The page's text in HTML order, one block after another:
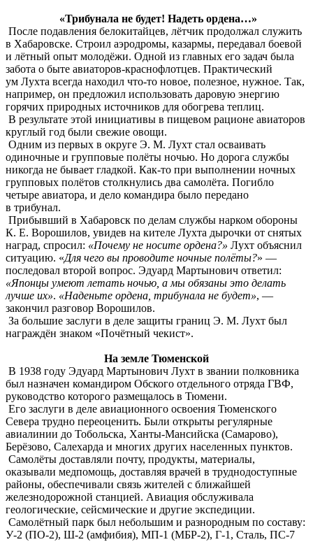
«Трибунала не будет! Надеть ордена…»
После подавления белокитайцев, лётчик продолжал служить
в Хабаровске. Строил аэродромы, казармы, передавал боевой
и лётный опыт молодёжи. Одной из главных его задач была
забота о быте авиаторов-краснофлотцев. Практический
ум Лухта всегда находил что-то новое, полезное, нужное. Так,
например, он предложил использовать даровую энергию
горячих природных источников для обогрева теплиц.
В результате этой инициативы в пищевом рационе авиаторов
круглый год были свежие овощи.
Одним из первых в округе Э. М. Лухт стал осваивать
одиночные и групповые полёты ночью. Но дорога службы
никогда не бывает гладкой. Как-то при выполнении ночных
групповых полётов столкнулись два самолёта. Погибло
четыре авиатора, и дело командира было передано
в трибунал.
Прибывший в Хабаровск по делам службы нарком обороны
К. Е. Ворошилов, увидев на кителе Лухта дырочки от снятых
наград, спросил: «Почему не носите ордена?» Лухт объяснил
ситуацию. «Для чего вы проводите ночные полёты?» —
последовал второй вопрос. Эдуард Мартынович ответил:
«Японцы умеют летать ночью, а мы обязаны это делать
лучше их». «Наденьте ордена, трибунала не будет», —
закончил разговор Ворошилов.
За большие заслуги в деле защиты границ Э. М. Лухт был
награждён знаком «Почётный чекист».
На земле Тюменской
В 1938 году Эдуард Мартынович Лухт в звании полковника
был назначен командиром Обского отдельного отряда ГВФ,
руководство которого размещалось в Тюмени.
Его заслуги в деле авиационного освоения Тюменского
Севера трудно переоценить. Были открыты регулярные
авиалинии до Тобольска, Ханты-Мансийска (Самарово),
Берёзово, Салехарда и многих других населенных пунктов.
Самолёты доставляли почту, продукты, материалы,
оказывали медпомощь, доставляя врачей в труднодоступные
районы, обеспечивали связь жителей с ближайшей
железнодорожной станцией. Авиация обслуживала
геологические, сейсмические и другие экспедиции.
Самолётный парк был небольшим и разнородным по составу:
У-2 (ПО-2), Ш-2 (амфибия), МП-1 (МБР-2), Г-1, Сталь, ПС-7